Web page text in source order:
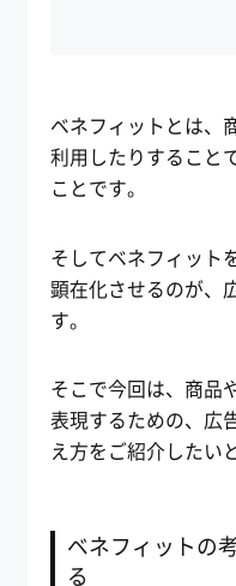
ベネフィットとは、
利用したりすること
ことです。
そしてベネフィット
顕在化させるのが、
す。
そこで今回は、商品
表現するための、広
え方をご紹介したい
ベネフィットの
る